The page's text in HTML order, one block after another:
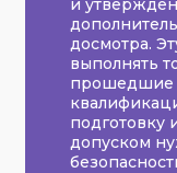
и
досмотра.
выполнять
прошедшие
подготовку
допуском